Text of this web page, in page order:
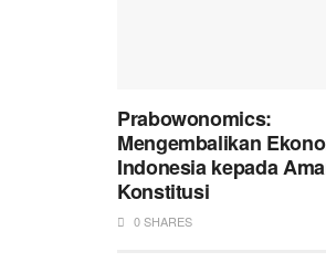
Prabowonomics:
Mengembalikan
Indonesia kepada
Konstitusi
0 SHARES